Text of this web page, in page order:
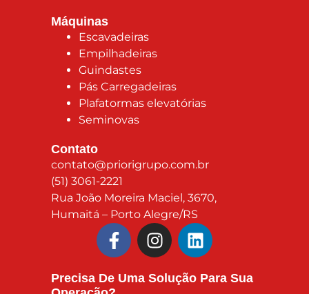
Máquinas
Escavadeiras
Empilhadeiras
Guindastes
Pás Carregadeiras
Plafatormas elevatórias
Seminovas
Contato
contato@priorigrupo.com.br
(51) 3061-2221
Rua João Moreira Maciel, 3670,
Humaitá – Porto Alegre/RS
Precisa De Uma Solução Para Sua